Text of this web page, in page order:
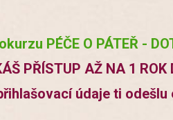
PÉČE O PÁTEŘ -
PŘÍSTUP AŽ NA 1 ROK
údaje ti odešlu